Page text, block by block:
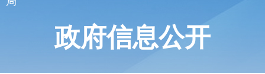
政府信息公开